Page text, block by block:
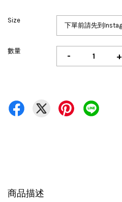
Size
數量 - +
商品描述